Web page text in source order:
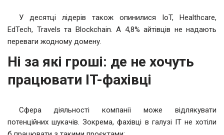
У десятці лідерів також опинилися IoT, Healthcare,
EdTech, Travels та Blockchain. А 4,8% айтівців не надають
переваги жодному домену.
Ні за які гроші: де не хочуть
працювати IT-фахівці
Сфера діяльності компанії може відлякувати
потенційних шукачів. Зокрема, фахівці в галузі IT не хотіли